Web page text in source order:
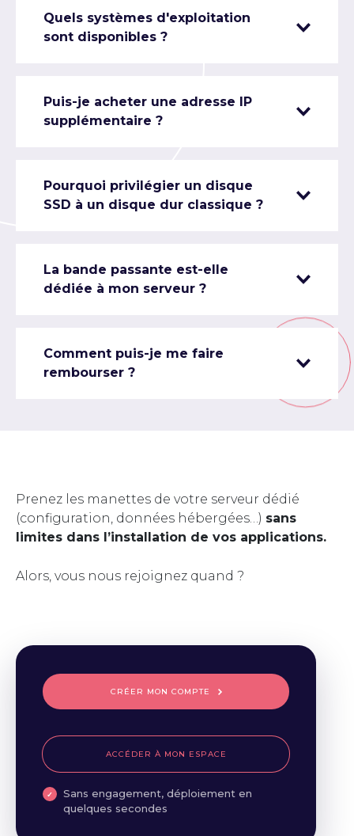
Quels systèmes d'exploitation
sont disponibles ?
Puis-je acheter une adresse IP
supplémentaire ?
Pourquoi privilégier un disque
SSD à un disque dur classique ?
La bande passante est-elle
dédiée à mon serveur ?
Comment puis-je me faire
rembourser ?
Prenez les manettes de votre serveur dédié
(configuration, données hébergées…) sans
limites dans l’installation de vos applications.
Alors, vous nous rejoignez quand ?
CRÉER MON COMPTE
ACCÉDER À MON ESPACE
Sans engagement, déploiement en
quelques secondes